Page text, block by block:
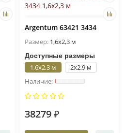
Argentum 63421 3434
Размер: 1,6x2,3 м
Доступные размеры
1,6x2,3 м 2x2,9 м
38279 ₽